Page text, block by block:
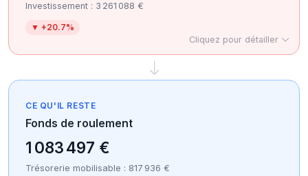
Investissement : 3 261 088 €
▼ +20.7%
Cliquez pour détailler
CE QU'IL RESTE
Fonds de roulement
1 083 497 €
Trésorerie mobilisable : 817 936 €